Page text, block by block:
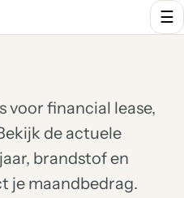
☰
voor financial lease,
de actuele
brandstof en
je maandbedrag.